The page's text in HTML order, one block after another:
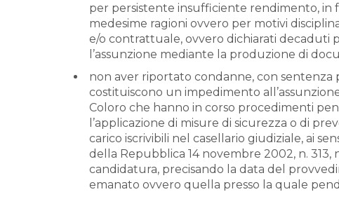
per persistente insufficiente rendimento, in
medesime ragioni ovvero per motivi
e/o contrattuale, ovvero dichiarati decaduti
l’assunzione mediante la produzione di
non aver riportato condanne, con sentenza
costituiscono un impedimento
Coloro che hanno in corso procedimenti
l’applicazione di misure di sicurezza o di
carico iscrivibili nel casellario giudiziale, ai
della Repubblica 14 novembre 2002, n.
candidatura, precisando la data del
emanato ovvero quella presso la quale